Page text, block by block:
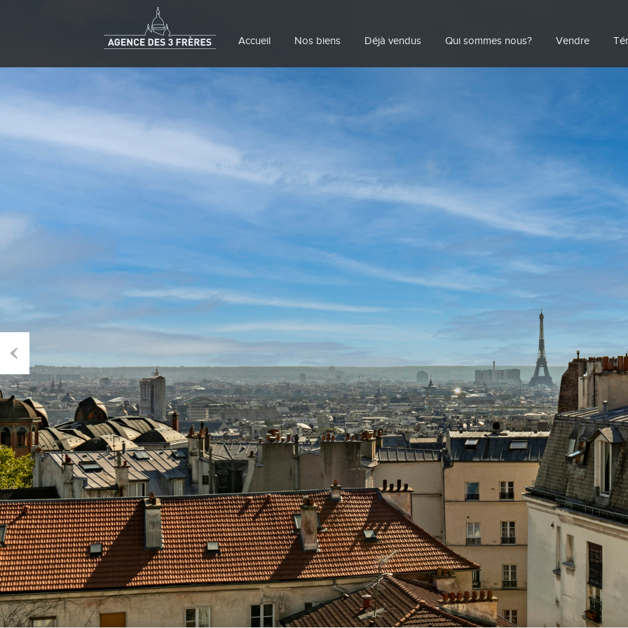
Accueil Nos biens Déjà vendus Qui sommes nous? Vendre
Previous